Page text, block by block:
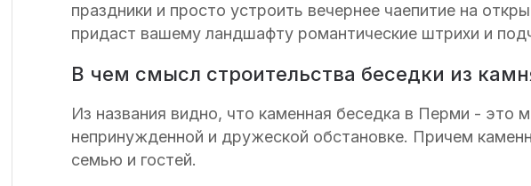
праздники и просто устроить вечернее чаепитие на
придаст вашему ландшафту романтические штрихи и
В чем смысл строительства беседки из
Из названия видно, что каменная беседка в Перми -
непринужденной и дружеской обстановке. Причем
семью и гостей.